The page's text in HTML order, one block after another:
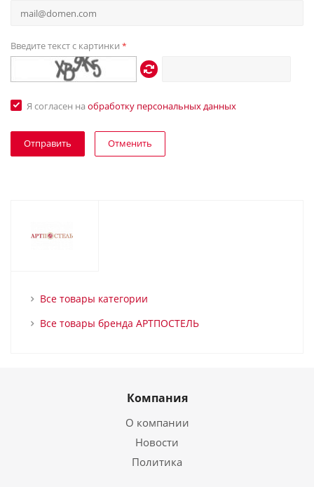
Введите текст с картинки *
Я согласен на обработку персональных данных
Отменить
Все товары категории
Все товары бренда АРТПОСТЕЛЬ
Компания
О компании
Новости
Политика